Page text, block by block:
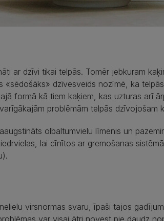
ar dzīvi tikai telpās. Tomēr jebkuram
dzīvesveids nozīmē, ka
formā kā tiem kaķiem, kas uzturas arī
problēmām telpās dzīvojošam
olbaltumvielu līmenis un
lai cīnītos ar gremošanas
virsnormas svaru, īpaši tajos